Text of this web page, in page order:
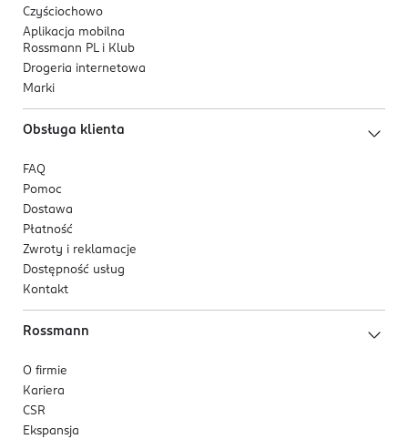
Czyściochowo
Aplikacja mobilna
Rossmann PL i Klub
Drogeria internetowa
Marki
Obsługa klienta
FAQ
Pomoc
Dostawa
Płatność
Zwroty i reklamacje
Dostępność usług
Kontakt
Rossmann
O firmie
Kariera
CSR
Ekspansja